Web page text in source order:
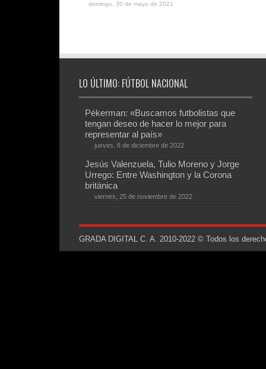
domingo, 30 de mayo de 2021
LO ÚLTIMO: FÚTBOL NACIONAL
Pékerman: «Buscamos futbolistas que
tengan deseo de hacer lo mejor para
representar al país»
jueves, 8 de diciembre de 2022
Jesús Valenzuela, Tulio Moreno y Jorge
Urrego: Entre Washington y la Corona
británica
viernes, 25 de noviembre de 2022
GRADA DIGITAL C. A. 2010-2022 © Todos los